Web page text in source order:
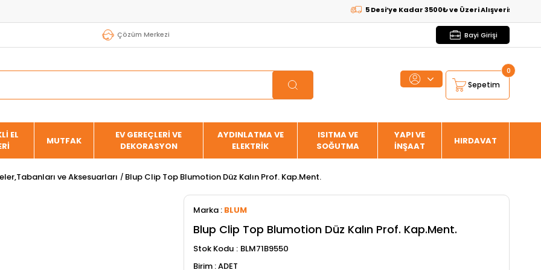
5 Desi’ye Kadar 3500₺ ve Üzeri AlışverişlerdeKARGO
Çözüm Merkezi Bayi Girişi
Sepetim
0
EL
MUTFAK
EV GEREÇLERİ VE
DEKORASYON
AYDINLATMA VE
ELEKTRİK
ISITMA VE
SOĞUTMA
YAPI VE
İNŞAAT
HIRDAVAT
ve Aksesuarları Blup Clip Top Blumotion Düz Kalın Prof. Kap.Ment.
Marka : BLUM
Blup Clip Top Blumotion Düz Kalın Prof. Kap.Ment.
Stok Kodu
BLM71B9550
ADET